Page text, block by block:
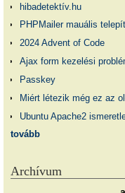
hibadetektív.hu
PHPMailer mauális
2024 Advent of Code
Ajax form kezelési
Passkey
Miért létezik még ez az
Ubuntu Apache2
tovább
Archívum